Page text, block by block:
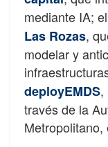
mediante IA; el
Las Rozas,
modelar y
deployEMDS,
través de la
Metropolitano,